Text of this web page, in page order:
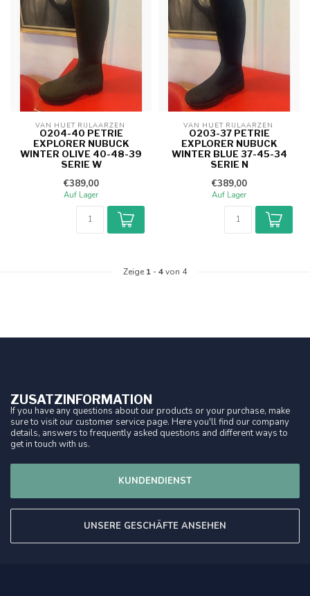
VAN HUET RIJLAARZEN
O204-40 PETRIE
EXPLORER NUBUCK
WINTER OLIVE 40-48-39
SERIE W
€389,00
Auf Lager
VAN HUET RIJLAARZEN
O203-37 PETRIE
EXPLORER NUBUCK
WINTER BLUE 37-45-34
SERIE N
€389,00
Auf Lager
Zeige 1 -4von 4
ZUSATZINFORMATION
If you have any questions about our products or your purchase, make
sure to visit our customer service page. Here you'll find our company
details, answers to frequently asked questions and different ways to
get in touch with us.
KUNDENDIENST
UNSERE GESCHÄFTE ANSEHEN